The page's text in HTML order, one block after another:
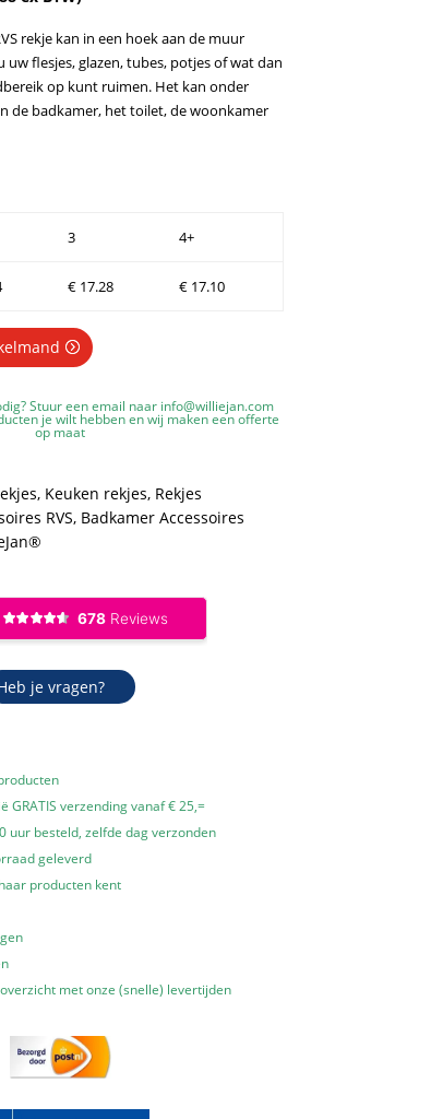
rekje kan in een hoek aan de muur
flesjes, glazen, tubes, potjes of wat dan
op kunt ruimen. Het kan onder
de badkamer, het toilet, de woonkamer
3 4+
€ 17.28 € 17.10
Stuur een email naar info@williejan.com
je wilt hebben en wij maken een offerte
op maat
, Keuken rekjes, Rekjes
RVS, Badkamer Accessoires
je vragen?
GRATIS verzending vanaf € 25,=
uur besteld, zelfde dag verzonden
geleverd
producten kent
met onze (snelle) levertijden